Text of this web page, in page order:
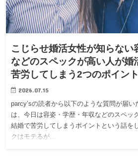
こじらせ婚活女性が知らない
などのスペックが高い人が婚
苦労してしまう2つのポイント
2026.07.15
parcy’sの読者から以下のような質問が届
は、今日は容姿・学歴・年収などのスペッ
結婚で苦労してしまうポイントという話を
クはモテるが…